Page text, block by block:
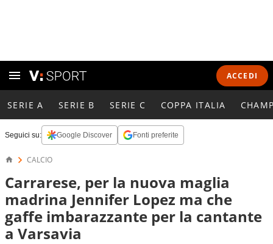
ACCEDI
SERIE A SERIE B SERIE C COPPA ITALIA
Seguici su: Google Discover Fonti preferite
CALCIO
Carrarese, per la nuova maglia
madrina Jennifer Lopez ma che
gaffe imbarazzante per la cantante
a Varsavia